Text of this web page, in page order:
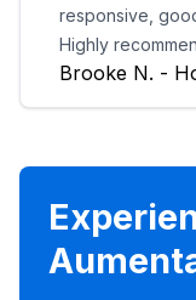
responsive,
Highly
Brooke N. -